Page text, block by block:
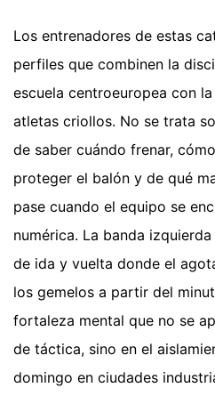
Los entrenadores de estas
perfiles que combinen la
escuela centroeuropea con
atletas criollos. No se trata
de saber cuándo frenar,
proteger el balón y de qué
pase cuando el equipo se
numérica. La banda
de ida y vuelta donde el
los gemelos a partir del
fortaleza mental que no se
de táctica, sino en el
domingo en ciudades